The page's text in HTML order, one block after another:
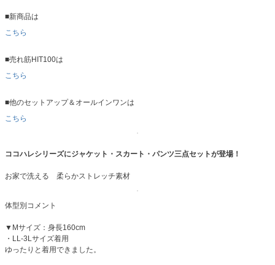
■新商品は
こちら
■売れ筋HIT100は
こちら
■他のセットアップ＆オールインワンは
こちら
ココハレシリーズにジャケット・スカート・パンツ三点セットが登場！
お家で洗える 柔らかストレッチ素材
体型別コメント
▼Mサイズ：身長160cm
・LL-3Lサイズ着用
ゆったりと着用できました。